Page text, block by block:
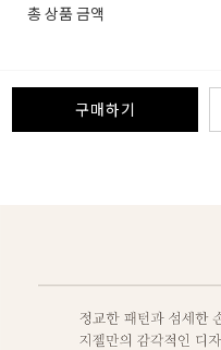
총 상품 금액
구매하기